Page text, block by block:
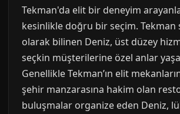
Tekman'da elit bir deneyim
kesinlikle doğru bir seçim. Tekman
olarak bilinen Deniz, üst düzey
seçkin müşterilerine özel anlar
Genellikle Tekman’ın elit
şehir manzarasına hakim olan
buluşmalar organize eden Deniz,